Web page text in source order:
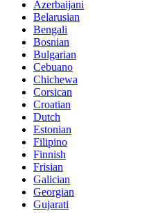
Azerbaijani
Belarusian
Bengali
Bosnian
Bulgarian
Cebuano
Chichewa
Corsican
Croatian
Dutch
Estonian
Filipino
Finnish
Frisian
Galician
Georgian
Gujarati